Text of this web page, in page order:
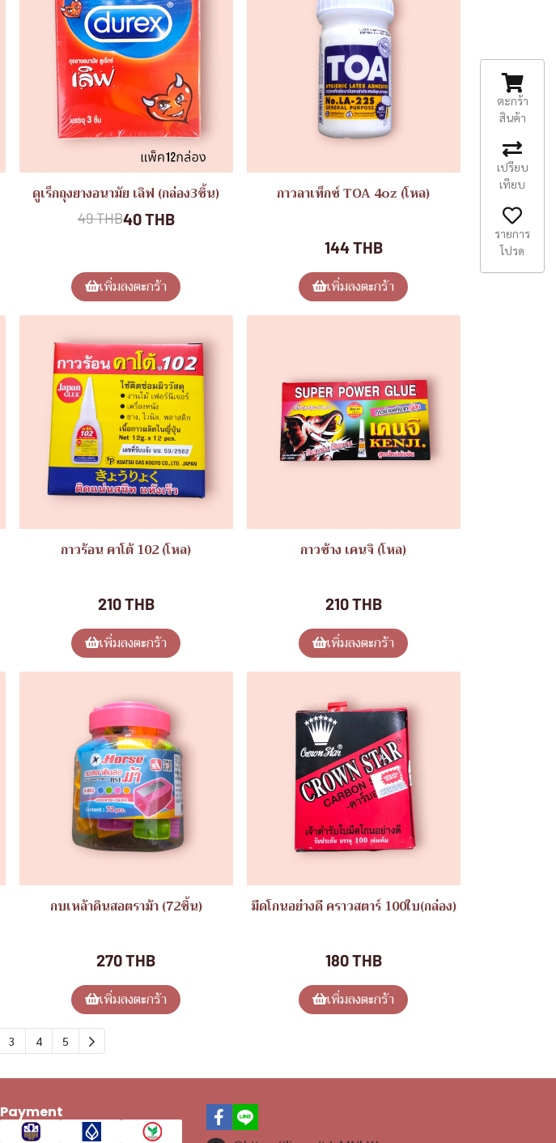
ดูเร็กถุงยางอนามัย เลิฟ (กล่อง3ชิ้น)
49 THB40 THB
เพิ่มลงตะกร้า
กาวลาเท็กซ์ TOA 4oz (โหล)
144 THB
เพิ่มลงตะกร้า
กาวร้อน คาโต้ 102 (โหล)
210 THB
เพิ่มลงตะกร้า
กาวช้าง เคนจิ (โหล)
210 THB
เพิ่มลงตะกร้า
กบเหล้าดินสอตราม้า (72ชิ้น)
270 THB
เพิ่มลงตะกร้า
มีดโกนอย่างดี คราวสตาร์ 100ใบ(กล่อง)
180 THB
เพิ่มลงตะกร้า
3 4 5
Payment
ตะกร้า
สินค้า
เปรียบ
เทียบ
รายการ
โปรด